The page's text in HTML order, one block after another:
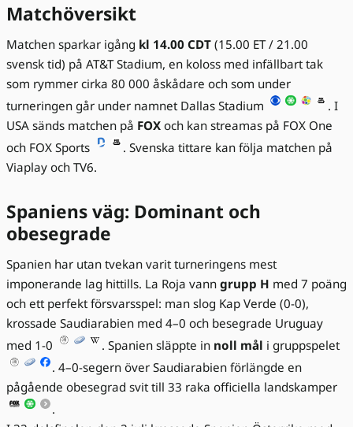
Matchöversikt
Matchen sparkar igång kl 14.00 CDT (15.00 ET / 21.00
svensk tid) på AT&T Stadium, en koloss med infällbart tak
som rymmer cirka 80 000 åskådare och som under
turneringen går under namnet Dallas Stadium
. I
USA sänds matchen på FOX och kan streamas på FOX One
och FOX Sports
. Svenska tittare kan följa matchen på
Viaplay och TV6.
Spaniens väg: Dominant och
obesegrade
Spanien har utan tvekan varit turneringens mest
imponerande lag hittills. La Roja vann grupp H med 7 poäng
och ett perfekt försvarsspel: man slog Kap Verde (0-0),
krossade Saudiarabien med 4–0 och besegrade Uruguay
med 1-0
. Spanien släppte in noll mål i gruppspelet
. 4–0-segern över Saudiarabien förlängde en
pågående obesegrad svit till 33 raka officiella landskamper
.